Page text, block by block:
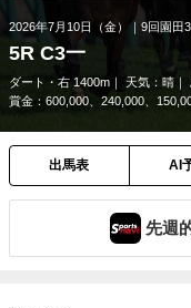
2026年7月10日（金） 9回園田
5R C3一
ダート・右 1400m 天気： 晴
賞金：600,000、240,000、
出馬表 AI
先週